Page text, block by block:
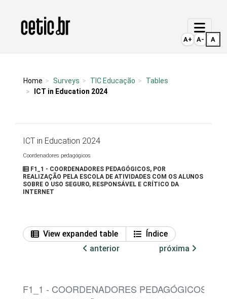
Página inicial
Home Surveys TIC Educação
Tables
ICT in Education 2024
ICT in Education 2024
Coordenadores pedagógicos
F1_1 - COORDENADORES PEDAGÓGICOS, POR
REALIZAÇÃO PELA ESCOLA DE ATIVIDADES COM OS ALUNOS
SOBRE O USO SEGURO, RESPONSÁVEL E CRÍTICO DA
INTERNET
View expanded table
Índice
anterior
próxima
F1_1 - COORDENADORES PEDAGÓGICOS,
A+ A- A